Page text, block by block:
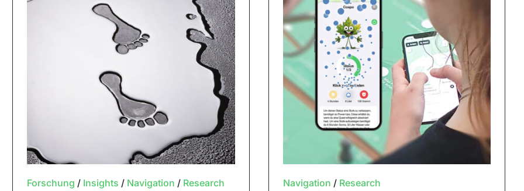
Forschung / Insights / Navigation / Research Navigation / Research